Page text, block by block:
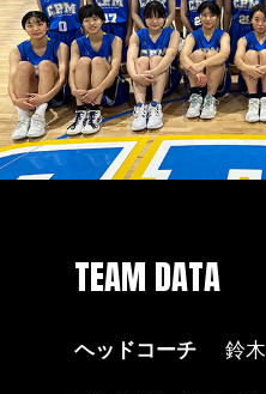
TEAM DATA
ヘッドコーチ
鈴